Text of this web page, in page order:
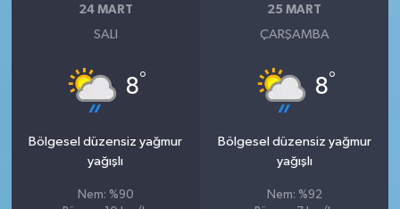
24 MART
SALI
8°
Bölgesel düzensiz yağmur
yağışlı
Nem: %90
25 MART
ÇARŞAMBA
8°
Bölgesel düzensiz yağmur
yağışlı
Nem: %92